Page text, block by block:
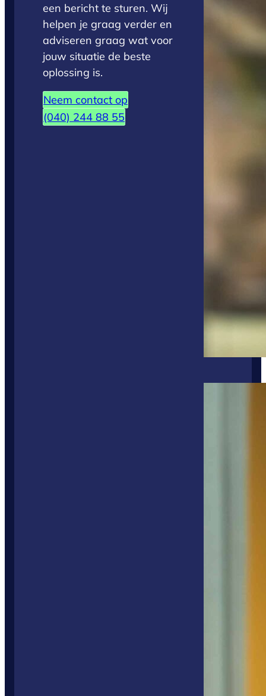
een bericht te sturen. Wij
helpen je graag verder en
adviseren graag wat voor
jouw situatie de beste
oplossing is.
Neem contact op
(040) 244 88 55